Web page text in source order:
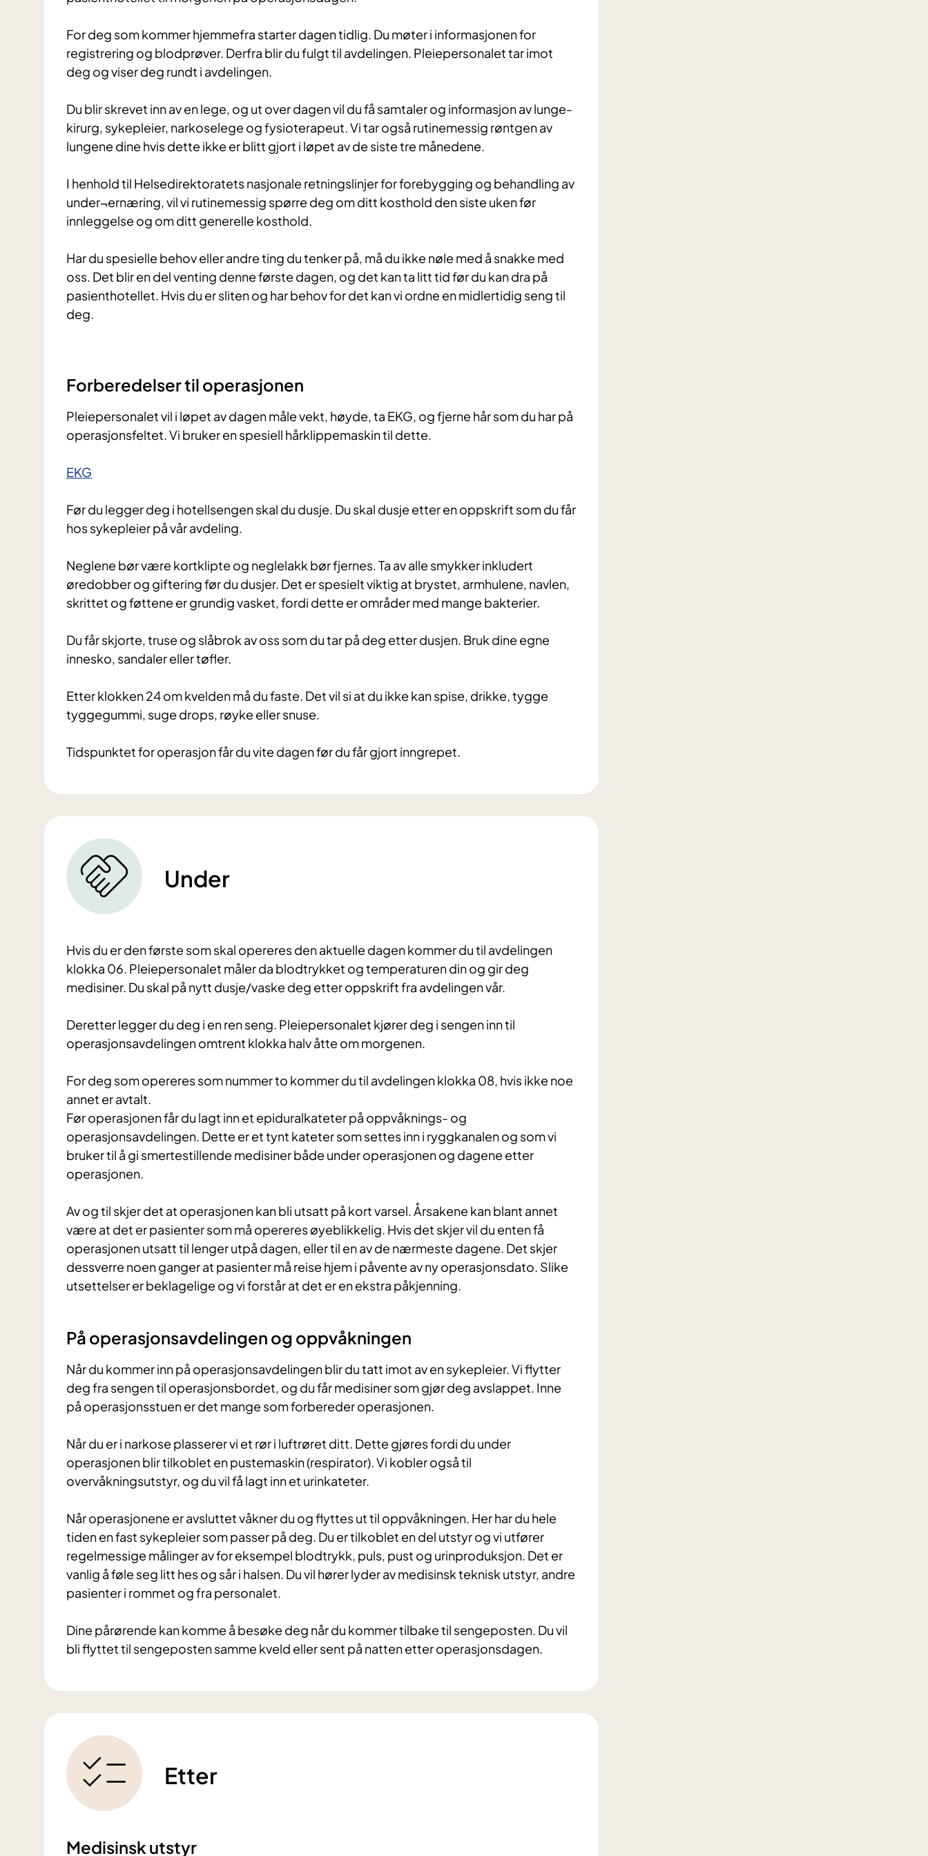
For deg som kommer hjemmefra starter dagen tidlig. Du møter i informasjonen for
registrering og blodprøver. Derfra blir du fulgt til avdelingen. Pleiepersonalet tar imot
deg og viser deg rundt i avdelingen.
Du blir skrevet inn av en lege, og ut over dagen vil du få samtaler og informasjon av lunge-
kirurg, sykepleier, narkoselege og fysioterapeut. Vi tar også rutinemessig røntgen av
lungene dine hvis dette ikke er blitt gjort i løpet av de siste tre månedene.
I henhold til Helsedirektoratets nasjonale retningslinjer for forebygging og behandling av
under¬ernæring, vil vi rutinemessig spørre deg om ditt kosthold den siste uken før
innleggelse og om ditt generelle kosthold.
Har du spesielle behov eller andre ting du tenker på, må du ikke nøle med å snakke med
oss. Det blir en del venting denne første dagen, og det kan ta litt tid før du kan dra på
pasienthotellet. Hvis du er sliten og har behov for det kan vi ordne en midlertidig seng til
deg.
Forberedelser til operasjonen
Pleiepersonalet vil i løpet av dagen måle vekt, høyde, ta EKG, og fjerne hår som du har på
operasjonsfeltet. Vi bruker en spesiell hårklippemaskin til dette.
EKG
Før du legger deg i hotellsengen skal du dusje. Du skal dusje etter en oppskrift som du får
hos sykepleier på vår avdeling.
Neglene bør være kortklipte og neglelakk bør fjernes. Ta av alle smykker inkludert
øredobber og giftering før du dusjer. Det er spesielt viktig at brystet, armhulene, navlen,
skrittet og føttene er grundig vasket, fordi dette er områder med mange bakterier.
Du får skjorte, truse og slåbrok av oss som du tar på deg etter dusjen. Bruk dine egne
innesko, sandaler eller tøfler.
Etter klokken 24 om kvelden må du faste. Det vil si at du ikke kan spise, drikke, tygge
tyggegummi, suge drops, røyke eller snuse.
Tidspunktet for operasjon får du vite dagen før du får gjort inngrepet.
Under
Hvis du er den første som skal opereres den aktuelle dagen kommer du til avdelingen
klokka 06. Pleiepersonalet måler da blodtrykket og temperaturen din og gir deg
medisiner. Du skal på nytt dusje/vaske deg etter oppskrift fra avdelingen vår.
Deretter legger du deg i en ren seng. Pleiepersonalet kjører deg i sengen inn til
operasjonsavdelingen omtrent klokka halv åtte om morgenen.
For deg som opereres som nummer to kommer du til avdelingen klokka 08, hvis ikke noe
annet er avtalt.
Før operasjonen får du lagt inn et epiduralkateter på oppvåknings- og
operasjonsavdelingen. Dette er et tynt kateter som settes inn i ryggkanalen og som vi
bruker til å gi smertestillende medisiner både under operasjonen og dagene etter
operasjonen.
Av og til skjer det at operasjonen kan bli utsatt på kort varsel. Årsakene kan blant annet
være at det er pasienter som må opereres øyeblikkelig. Hvis det skjer vil du enten få
operasjonen utsatt til lenger utpå dagen, eller til en av de nærmeste dagene. Det skjer
dessverre noen ganger at pasienter må reise hjem i påvente av ny operasjonsdato. Slike
utsettelser er beklagelige og vi forstår at det er en ekstra påkjenning.
På operasjonsavdelingen og oppvåkningen
Når du kommer inn på operasjonsavdelingen blir du tatt imot av en sykepleier. Vi flytter
deg fra sengen til operasjonsbordet, og du får medisiner som gjør deg avslappet. Inne
på operasjonsstuen er det mange som forbereder operasjonen.
Når du er i narkose plasserer vi et rør i luftrøret ditt. Dette gjøres fordi du under
operasjonen blir tilkoblet en pustemaskin (respirator). Vi kobler også til
overvåkningsutstyr, og du vil få lagt inn et urinkateter.
Når operasjonene er avsluttet våkner du og flyttes ut til oppvåkningen. Her har du hele
tiden en fast sykepleier som passer på deg. Du er tilkoblet en del utstyr og vi utfører
regelmessige målinger av for eksempel blodtrykk, puls, pust og urinproduksjon. Det er
vanlig å føle seg litt hes og sår i halsen. Du vil hører lyder av medisinsk teknisk utstyr, andre
pasienter i rommet og fra personalet.
Dine pårørende kan komme å besøke deg når du kommer tilbake til sengeposten. Du vil
bli flyttet til sengeposten samme kveld eller sent på natten etter operasjonsdagen.
Etter
Medisinsk utstyr